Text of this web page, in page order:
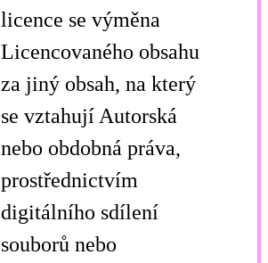
licence se výměna
Licencovaného obsahu
za jiný obsah, na který
se vztahují Autorská
nebo obdobná práva,
prostřednictvím
digitálního sdílení
souborů nebo